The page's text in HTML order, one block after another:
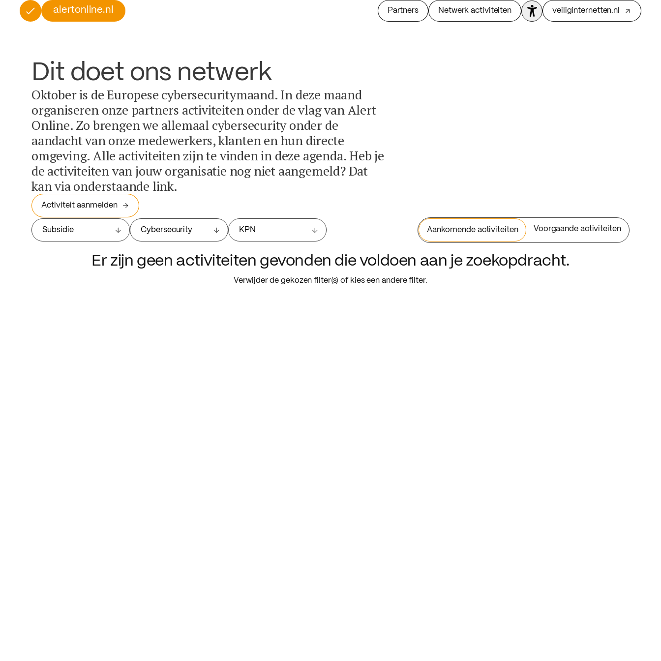
alertonline.nl Partners Netwerk activiteiten veiliginternetten.nl
Dit doet ons netwerk
Oktober is de Europese cybersecuritymaand. In deze maand
organiseren onze partners activiteiten onder de vlag van Alert
Online. Zo brengen we allemaal cybersecurity onder de
aandacht van onze medewerkers, klanten en hun directe
omgeving. Alle activiteiten zijn te vinden in deze agenda. Heb je
de activiteiten van jouw organisatie nog niet aangemeld? Dat
kan via onderstaande link.
Activiteit aanmelden
Subsidie Cybersecurity KPN Aankomende activiteiten Voorgaande activiteiten
Er zijn geen activiteiten gevonden die voldoen aan je zoekopdracht.
Verwijder de gekozen filter(s) of kies een andere filter.